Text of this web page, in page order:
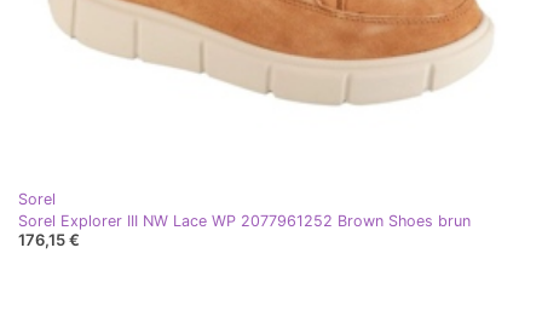
Sorel
Sorel Explorer III NW Lace WP 2077961252 Brown Shoes brun
176,15 €